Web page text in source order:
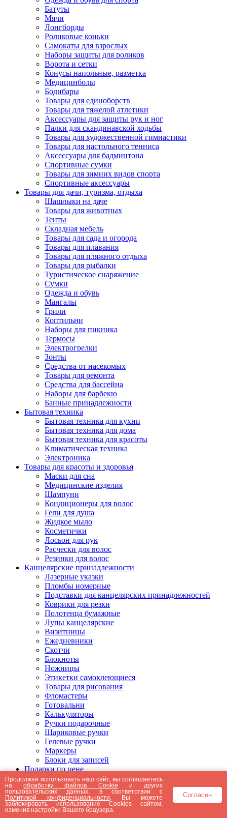
Батуты
Мячи
Лонгборды
Роликовые коньки
Самокаты для взрослых
Наборы защиты для роликов
Ворота и сетки
Конусы напольные, разметка
Медицинболы
Бодибары
Товары для единоборств
Товары для тяжелой атлетики
Аксессуары для защиты рук и ног
Палки для скандинавской ходьбы
Товары для художественной гимнастики
Товары для настольного тенниса
Аксессуары для бадминтона
Спортивные сумки
Товары для зимних видов спорта
Спортивные аксессуары
Товары для дачи, туризма, отдыха
Шашлыки на даче
Товары для животных
Тенты
Складная мебель
Товары для сада и огорода
Товары для плавания
Товары для пляжного отдыха
Товары для рыбалки
Туристическое снаряжение
Сумки
Одежда и обувь
Мангалы
Грили
Коптильни
Наборы для пикника
Термосы
Электрогрелки
Зонты
Средства от насекомых
Товары для ремонта
Средства для бассейна
Наборы для барбекю
Банные принадлежности
Бытовая техника
Бытовая техника для кухни
Бытовая техника для дома
Бытовая техника для красоты
Климатическая техника
Электроника
Товары для красоты и здоровья
Маски для сна
Медицинские изделия
Шампуни
Кондиционеры для волос
Гели для душа
Жидкое мыло
Косметички
Лосьон для рук
Расчески для волос
Резинки для волос
Канцелярские принадлежности
Лазерные указки
Пломбы номерные
Подставки для канцелярских принадлежностей
Коврики для резки
Полотенца бумажные
Лупы канцелярские
Визитницы
Ежедневники
Скотчи
Блокноты
Ножницы
Этикетки самоклеющиеся
Товары для рисования
Фломастеры
Готовальни
Калькуляторы
Ручки подарочные
Шариковые ручки
Гелевые ручки
Маркеры
Блоки для записей
Подарки по цене
Подарки от 5000 рублей
Подарки до 5000 рублей
Подарки до 3000 рублей
Подарки до 2000 рублей
Подарки до 1000 рублей
Продолжая использовать наш сайт, вы соглашаетесь
наобработку файлов Cookie и других
пользовательских данных, в соответствии с
Политикой конфиденциальности . Вы можете
заблокировать использование Cookies сайтом,
изменив настройки Вашего браузера.
Согласен